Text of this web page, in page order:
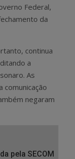
Federal,
da
continua
a
As
comunicação
negaram
pela SECOM